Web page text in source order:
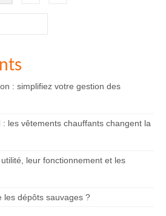
: simplifiez votre gestion des
les vêtements chauffants changent la
leur fonctionnement et les
les dépôts sauvages ?